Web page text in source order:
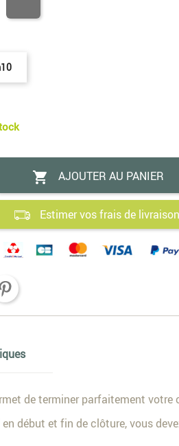
 AJOUTER AU PANIER
Estimer vos frais de livraison
de terminer parfaitement votre
début et fin de clôture, vous